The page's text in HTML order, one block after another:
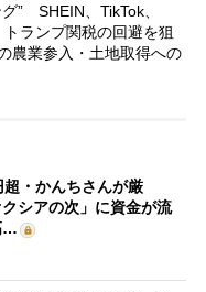
” SHEIN、TikTok、
ランプ関税の回避を狙
農業参入・土地取得への
超・かんちさんが厳
シアの次」に資金が流
…